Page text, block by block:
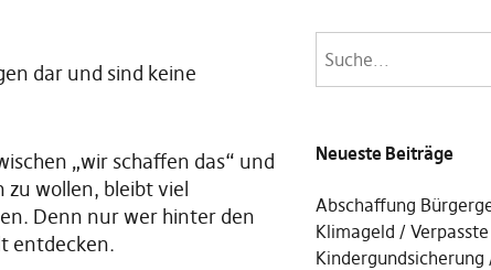
dar und sind keine
„wir schaffen das“ und
zu wollen, bleibt viel
Denn nur wer hinter den
entdecken.
Neueste Beiträge
Abschaffung
Klimageld
Kindergundsicherung